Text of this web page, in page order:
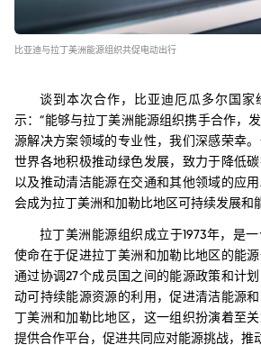
比亚迪与拉丁美洲能源组织共促电动出行
谈到本次合作，比亚迪厄瓜多尔国
示：“能够与拉丁美洲能源组织携手合作，
源解决方案领域的专业性，我们深感荣幸
世界各地积极推动绿色发展，致力于降低碳
以及推动清洁能源在交通和其他领域的应
会成为拉丁美洲和加勒比地区可持续发展和
拉丁美洲能源组织成立于1973年，是
使命在于促进拉丁美洲和加勒比地区的能源
通过协调27个成员国之间的能源政策和计
动可持续能源资源的利用，促进清洁能源
丁美洲和加勒比地区，这一组织扮演着至
提供合作平台，促进共同应对能源挑战，推